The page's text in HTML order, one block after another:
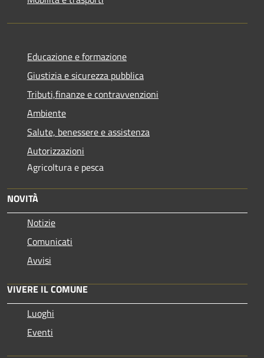
Educazione e formazione
Giustizia e sicurezza pubblica
Tributi,finanze e contravvenzioni
Ambiente
Salute, benessere e assistenza
Autorizzazioni
Agricoltura e pesca
NOVITÀ
Notizie
Comunicati
Avvisi
VIVERE IL COMUNE
Luoghi
Eventi